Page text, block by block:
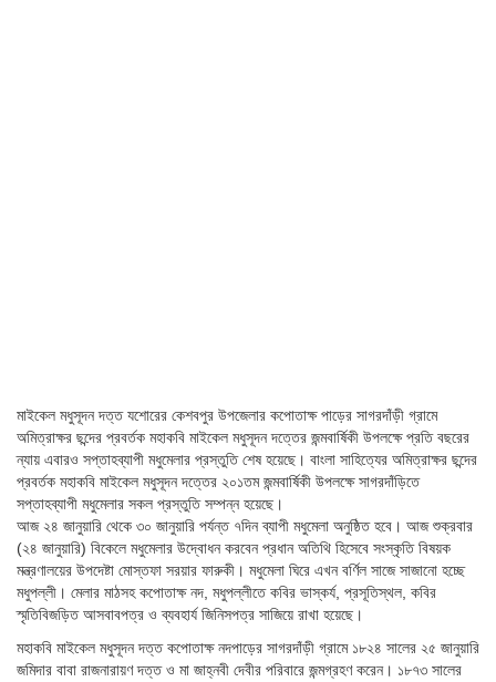
মাইকেল মধুসূদন দত্ত যশোরের কেশবপুর উপজেলার কপোতাক্ষ পাড়ের সাগরদাঁড়ী গ্রামে
অমিত্রাক্ষর ছন্দের প্রবর্তক মহাকবি মাইকেল মধুসূদন দত্তের জন্মবার্ষিকী উপলক্ষে প্রতি বছরের
ন্যায় এবারও সপ্তাহব্যাপী মধুমেলার প্রস্তুতি শেষ হয়েছে। বাংলা সাহিত্যের অমিত্রাক্ষর ছন্দের
প্রবর্তক মহাকবি মাইকেল মধুসূদন দত্তের ২০১তম জন্মবার্ষিকী উপলক্ষে সাগরদাঁড়িতে
সপ্তাহব্যাপী মধুমেলার সকল প্রস্তুতি সম্পন্ন হয়েছে।
আজ ২৪ জানুয়ারি থেকে ৩০ জানুয়ারি পর্যন্ত ৭দিন ব্যাপী মধুমেলা অনুষ্ঠিত হবে। আজ শুক্রবার
(২৪ জানুয়ারি) বিকেলে মধুমেলার উদ্বোধন করবেন প্রধান অতিথি হিসেবে সংস্কৃতি বিষয়ক
মন্ত্রণালয়ের উপদেষ্টা মোস্তফা সরয়ার ফারুকী। মধুমেলা ঘিরে এখন বর্ণিল সাজে সাজানো হচ্ছে
মধুপল্লী। মেলার মাঠসহ কপোতাক্ষ নদ, মধুপল্লীতে কবির ভাস্কর্য, প্রসূতিস্থল, কবির
স্মৃতিবিজড়িত আসবাবপত্র ও ব্যবহার্য জিনিসপত্র সাজিয়ে রাখা হয়েছে।
মহাকবি মাইকেল মধুসূদন দত্ত কপোতাক্ষ নদপাড়ের সাগরদাঁড়ী গ্রামে ১৮২৪ সালের ২৫ জানুয়ারি
জমিদার বাবা রাজনারায়ণ দত্ত ও মা জাহ্নবী দেবীর পরিবারে জন্মগ্রহণ করেন। ১৮৭৩ সালের